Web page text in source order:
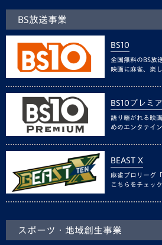
BS放送事業
BS10
全国無料のBS放
映画に麻雀、楽
BS10プレミ
語り継がれる映
めのエンタテイ
BEAST X
麻雀プロリーグ
こちらをチェック
スポーツ・地域創生事業